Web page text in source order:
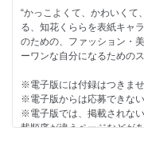
35歳──オンナ盛り もっと“
協力社リスト
次号予告
堂本 剛『なら（ず）もん』
井浦 新『隔月 新空館』
スヌ子の“徒然めし”
Domani的大人文化部
“愛”のファンタジック占い
プレゼント
PART 1“きちんとモード
す？
PART 2 知花くらら×ネイビ
PART 3 春の通勤スタイルは
PART 5 ちょっぴりモードを
PART 6 いつものシャツ＆
PART 7 エディター吉川 歩
PART 8 シンプルトップス
“かっこよくて、かわいく
る、知花くららを表紙キャ
のための、ファッション・
ーワンな自分になるための
※電子版には付録はつきませ
※電子版からは応募できない
※電子版では、掲載されな
載順序が違うページなどが